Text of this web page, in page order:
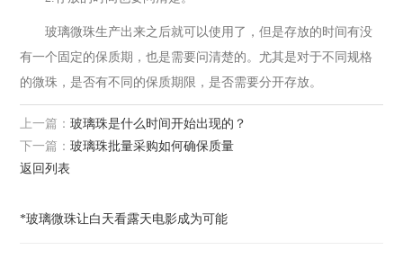
玻璃微珠生产出来之后就可以使用了，但是存放的时间有没
有一个固定的保质期，也是需要问清楚的。尤其是对于不同规格
的微珠，是否有不同的保质期限，是否需要分开存放。
上一篇：玻璃珠是什么时间开始出现的？
返回列表
下一篇：玻璃珠批量采购如何确保质量
*玻璃微珠让白天看露天电影成为可能